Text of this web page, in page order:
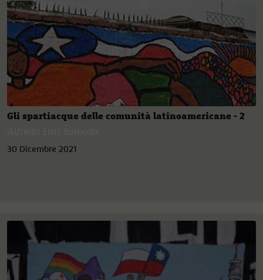
Gli spartiacque delle comunità latinoamericane - 2
30 Dicembre 2021